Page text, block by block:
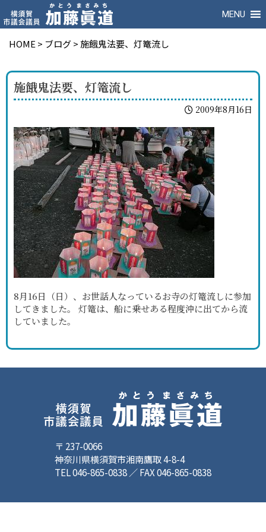
MENU
HOME > ブログ>施餓鬼法要、灯篭流し
施餓鬼法要、灯篭流し
2009年8月16日
8月16日（日）、お世話人なっているお寺の灯篭流しに参加
してきました。 灯篭は、船に乗せある程度沖に出てから流
していました。
〒 237-0066
神奈川県横須賀市湘南鷹取 4-8-4
TEL 046-865-0838 ／ FAX 046-865-0838